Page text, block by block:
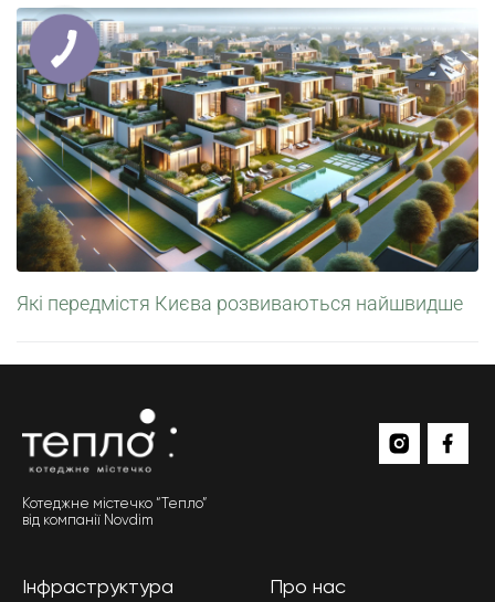
Які передмістя Києва розвиваються найшвидше
Котеджне містечко “Тепло”
від компанії Novdim
Інфраструктура Про нас